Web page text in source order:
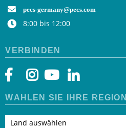
pecs-germany@pecs.com
8:00 bis 12:00
VERBINDEN
WÄHLEN SIE IHRE REGION
Land auswählen